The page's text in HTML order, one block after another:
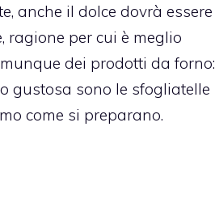
anche il dolce dovrà essere
ragione per cui è meglio
dei prodotti da forno:
gustosa sono le sfogliatelle
come si preparano.